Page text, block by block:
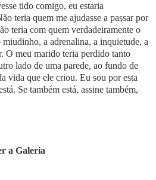
tido comigo, eu estaria
teria quem me ajudasse a passar por
teria com quem verdadeiramente o
a adrenalina, a inquietude, a
O meu marido teria perdido tanto
lado de uma parede, ao fundo de
vida que ele criou. Eu sou por esta
Se também está, assine também,
a Galeria